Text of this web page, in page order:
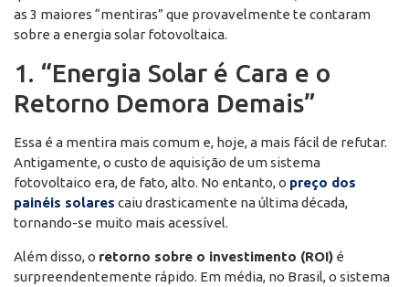
as 3 maiores “mentiras” que provavelmente te contaram
sobre a energia solar fotovoltaica.
1. “Energia Solar é Cara e o
Retorno Demora Demais”
Essa é a mentira mais comum e, hoje, a mais fácil de refutar.
Antigamente, o custo de aquisição de um sistema
fotovoltaico era, de fato, alto. No entanto, o preço dos
painéis solares caiu drasticamente na última década,
tornando-se muito mais acessível.
Além disso, o retorno sobre o investimento (ROI) é
surpreendentemente rápido. Em média, no Brasil, o sistema